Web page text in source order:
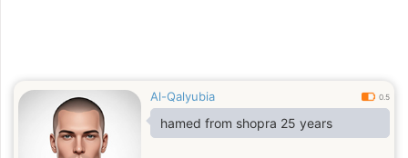
Al-Qalyubia 0.5
hamed from shopra 25 years